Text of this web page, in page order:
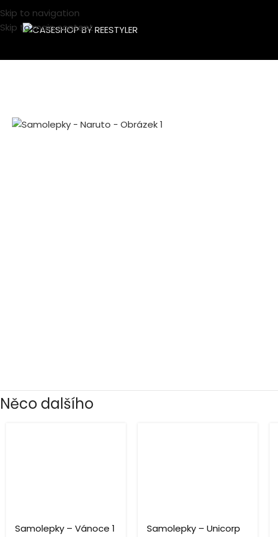
Skip to navigation
Skip to main content
Něco dalšího
Samolepky – Vánoce 1 Samolepky – Unicorp